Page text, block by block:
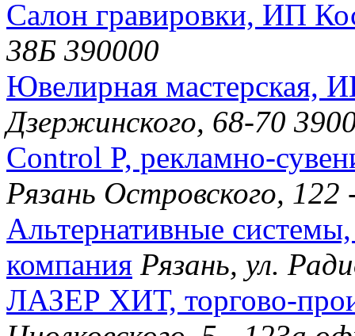
Салон гравировки, ИП
38Б 390000
Ювелирная мастерская,
Дзержинского, 68-70
Control P, рекламно-
Рязань Островского,
Альтернативные
компания Рязань, ул.
ЛАЗЕР ХИТ, торгово-